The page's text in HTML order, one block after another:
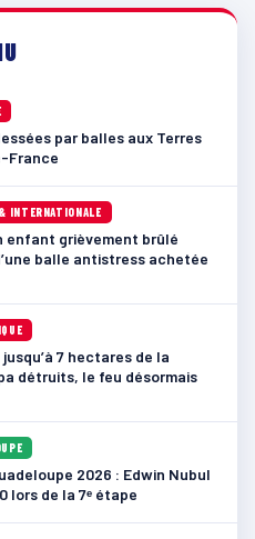
par balles aux Terres
France
INTERNATIONALE
enfant grièvement brûlé
balle antistress achetée
7 hectares de la
détruits, le feu désormais
2026 : Edwin Nubul
lors de la 7ᵉ étape